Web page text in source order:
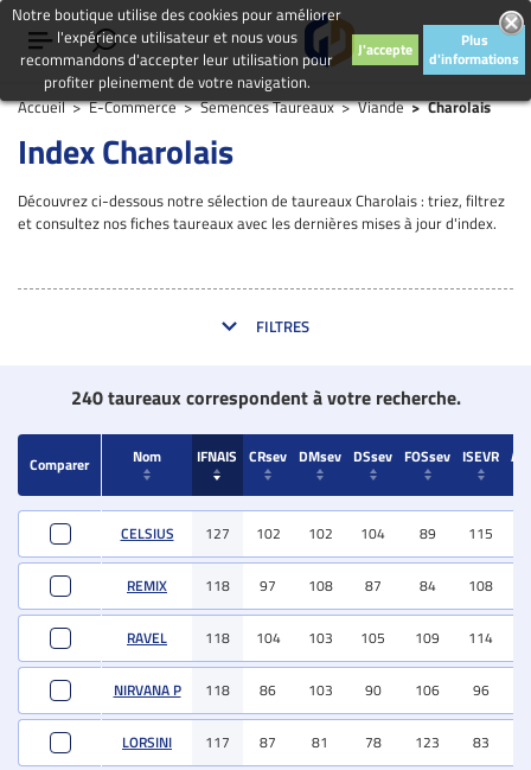
Accueil E-Commerce Semences Taureaux Viande Charolais
Index Charolais
Découvrez ci-dessous notre sélection de taureaux Charolais : triez, filtrez
et consultez nos fiches taureaux avec les dernières mises à jour d'index.
FILTRES
240 taureaux correspondent à votre recherche.
Comparer Nom IFNAIS CRsev DMsev DSsev FOSsev ISEVR
Comparer Nom IFNAIS CRsev DMsev DSsev FOSsev ISEVR
CELSIUS
127 102 102 104 89 115
REMIX 118 97 108 87 84 108
RAVEL 118 104 103 105 109 114
NIRVANA P 118 86 103 90 106 96
LORSINI 117 87 81 78 123 83
Notre boutique utilise des cookies pour améliorer
l'expérience utilisateur et nous vous
recommandons d'accepter leur utilisation pour
profiter pleinement de votre navigation.
J'accepte
Plus
d'informations